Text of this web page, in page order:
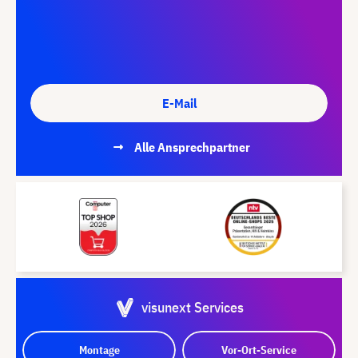
E-Mail
Alle Ansprechpartner
visunext Services
Montage Vor-Ort-Service